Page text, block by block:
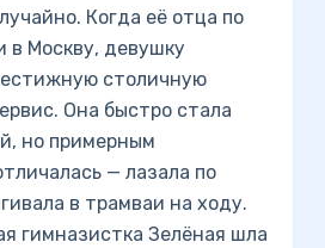
Когда её отца по
в Москву, девушку
столичную
Она быстро стала
но примерным
— лазала по
в трамваи на ходу.
гимназистка Зелёная шла